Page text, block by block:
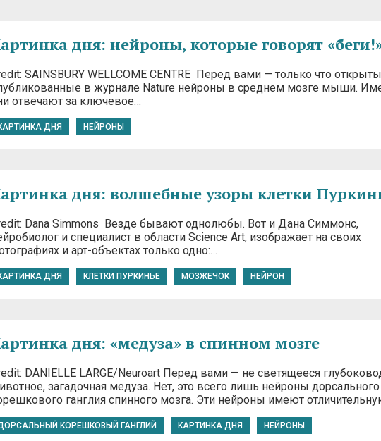
дня: нейроны, которые говорят
SAINSBURY WELLCOME CENTRE Перед вами — только что
в журнале Nature нейроны в среднем мозге мыши.
отвечают за ключевое…
ДНЯ НЕЙРОНЫ
дня: волшебные узоры клетки
Dana Simmons Везде бывают однолюбы. Вот и Дана Симмонс,
и специалист в области Science Art, изображает на своих
и арт-объектах только одно:…
ДНЯ КЛЕТКИ ПУРКИНЬЕ МОЗЖЕЧОК НЕЙРОН
дня: «медуза» в спинном мозге
DANIELLE LARGE/Neuroart Перед вами — не светящееся
загадочная медуза. Нет, это всего лишь нейроны дорсального
ганглия спинного мозга. Эти нейроны имеют
КОРЕШКОВЫЙ ГАНГЛИЙ КАРТИНКА ДНЯ НЕЙРОНЫ